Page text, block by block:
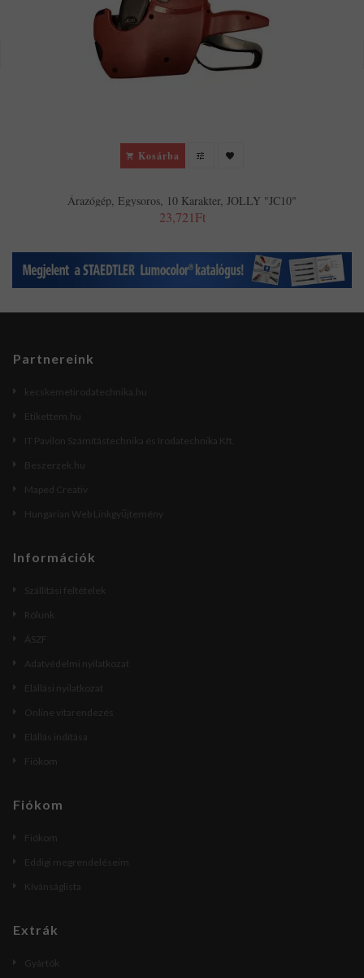
Kosárba
Árazógép, Egysoros, 10 Karakter, JOLLY "JC10"
23,721Ft
Partnereink
kecskemetirodatechnika.hu
Etikettem.hu
IT Pavilon Számítástechnika és Irodatechnika Kft.
Beszerzek.hu
Maped Creativ
Hungarian Web Linkgyűjtemény
Információk
Szállítási feltételek
Rólunk
ÁSZF
Adatvédelmi nyilatkozat
Elállási nyilatkozat
Online vitarendezés
Elállás indítása
Fiókom
Fiókom
Fiókom
Eddigi megrendeléseim
Kívánságlista
Extrák
Gyártók